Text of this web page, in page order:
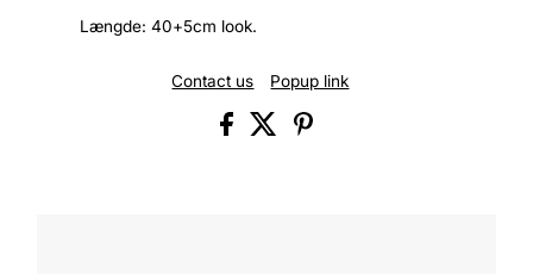
Længde: 40+5cm look.
Contact us Popup link